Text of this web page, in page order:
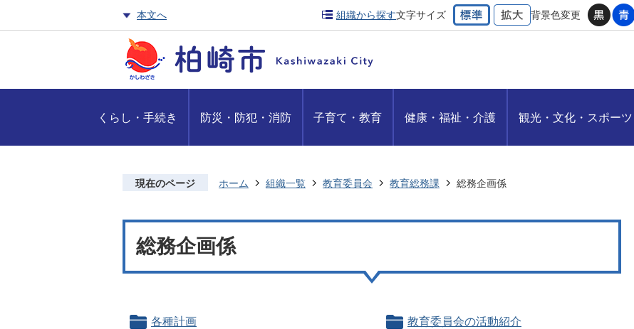
本文へ 組織から探す文字サイズ 背景色変更
くらし・手続き 防災・防犯・消防 子育て・教育 健康・福祉・介護 観光・文化・スポーツ
現在のページ ホーム 組織一覧 教育委員会 教育総務課 総務企画係
総務企画係
各種計画 教育委員会の活動紹介